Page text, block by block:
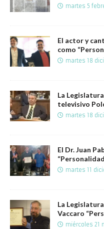
martes 5
El actor y
como
martes 18
La
televisivo
martes 18
El Dr. Juan
martes 11
La
Vaccaro
miércoles 21